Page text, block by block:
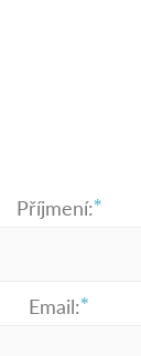
Příjmení:
Email: